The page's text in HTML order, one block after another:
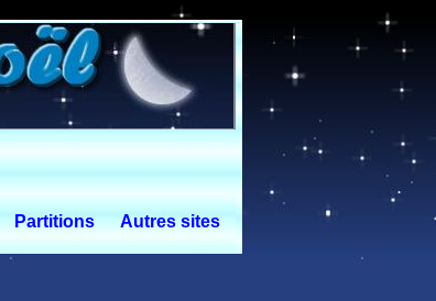
Partitions Autres sites